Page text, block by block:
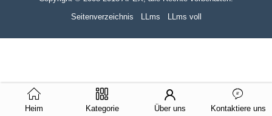
Seitenverzeichnis
LLms LLms voll
Heim Kategorie Über uns Kontaktiere uns